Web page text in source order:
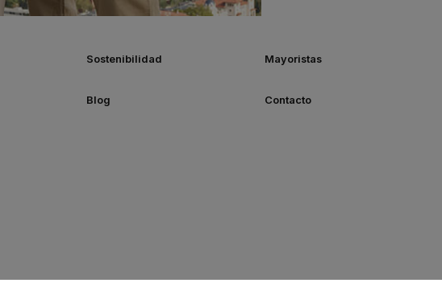
Sostenibilidad
Blog
Mayoristas
Contacto